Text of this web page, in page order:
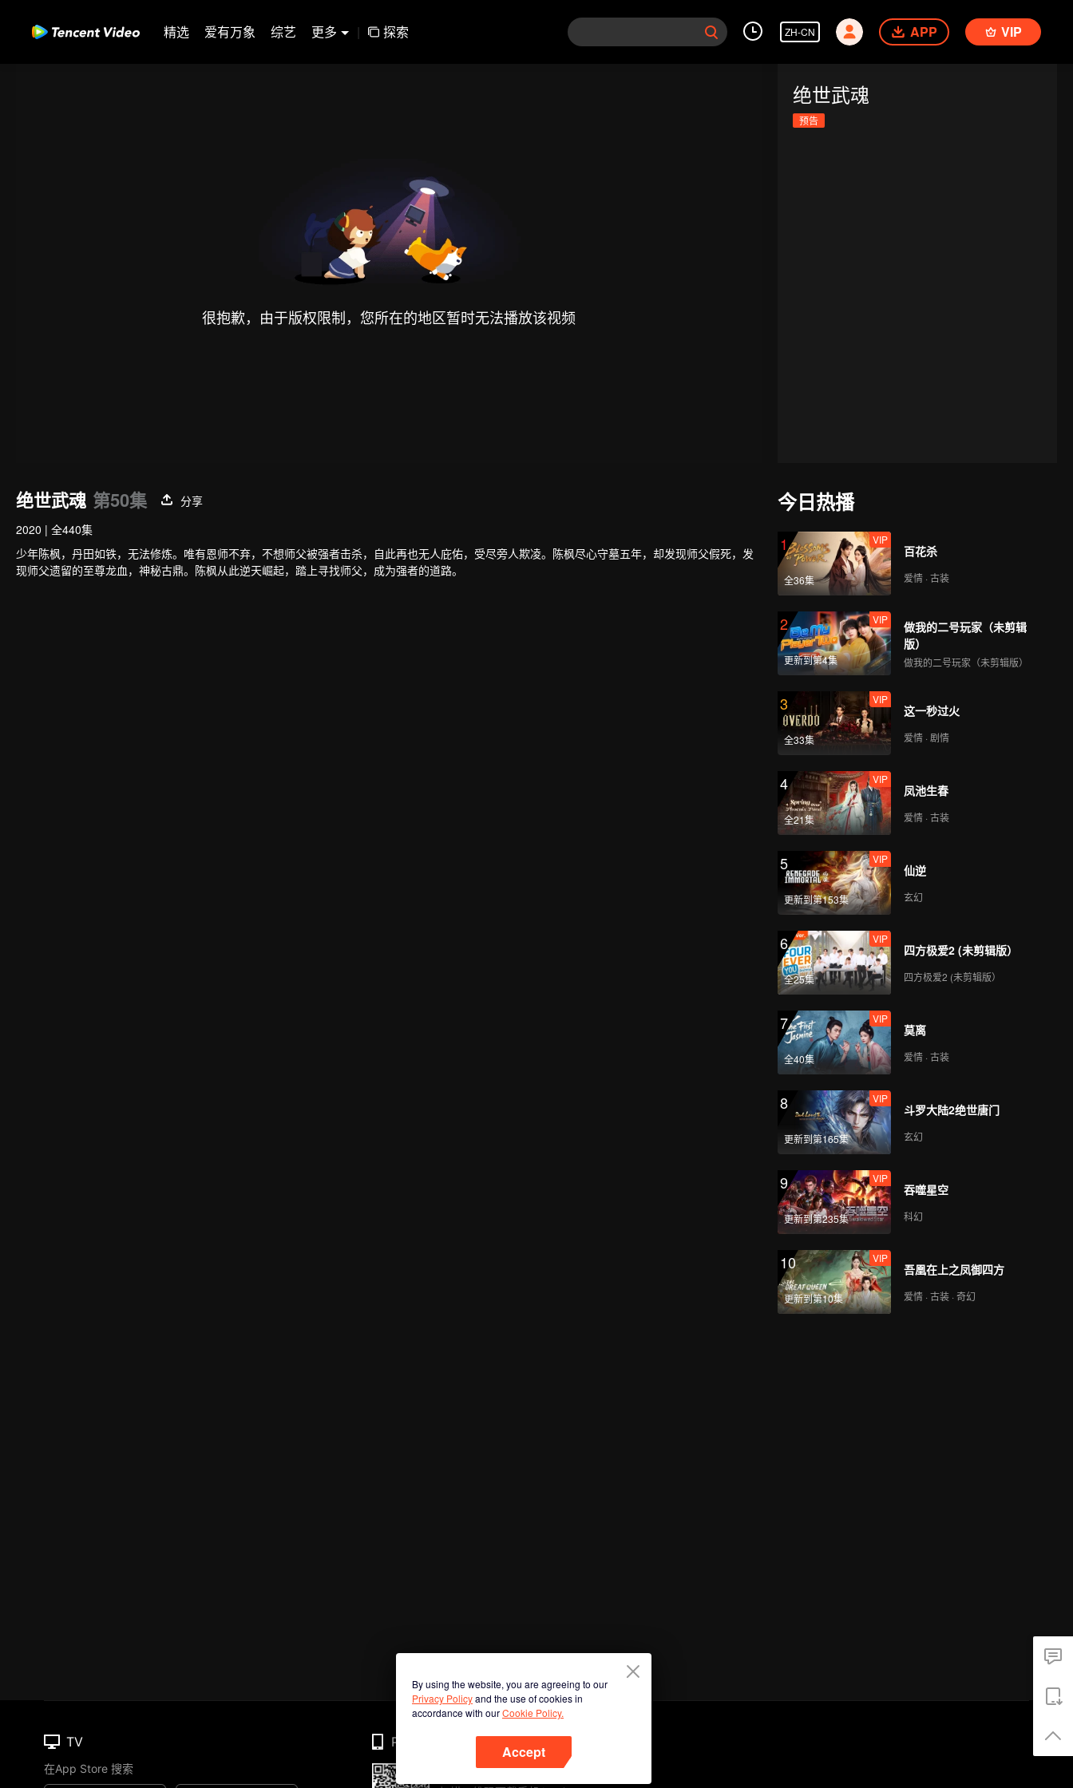
精选 爱有万象 综艺 更多 | 探索 ZH-CN APP VIP
很抱歉，由于版权限制，您所在的地区暂时无法播放该视频
绝世武魂
预告
绝世武魂 第50集
分享
2020 | 全440集
少年陈枫，丹田如铁，无法修炼。唯有恩师不弃，不想师父被强者击杀，自此再也无人庇佑，受尽旁人欺凌。陈枫尽心守墓五年，却发现师父假死，发
现师父遗留的至尊龙血，神秘古鼎。陈枫从此逆天崛起，踏上寻找师父，成为强者的道路。
今日热播
1
全36集
VIP
百花杀
爱情 · 古装
2
更新到第4集
VIP
做我的二号玩家（未剪辑
版）
做我的二号玩家（未剪辑版）
3
全33集
VIP
这一秒过火
爱情 · 剧情
4
全21集
VIP
凤池生春
爱情 · 古装
5
更新到第153集
VIP
仙逆
玄幻
6
全25集
VIP
四方极爱2 (未剪辑版）
四方极爱2 (未剪辑版）
7
全40集
VIP
莫离
爱情 · 古装
8
更新到第165集
VIP
斗罗大陆2绝世唐门
玄幻
9
更新到第235集
VIP
吞噬星空
科幻
10
更新到第10集
VIP
吾凰在上之凤御四方
爱情 · 古装 · 奇幻
By using the website, you are agreeing to our
Privacy Policyand the use of cookies in
accordance with ourCookie Policy.
Accept
TV
在App Store 搜索
Phone